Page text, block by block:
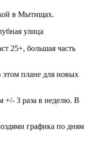
в Мытищах.
улица
25+, большая часть
этом плане для новых
+/- 3 раза в неделю. В
графика по дням